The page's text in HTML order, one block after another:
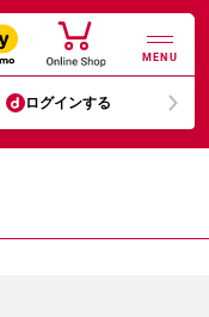
MENU
ログインする